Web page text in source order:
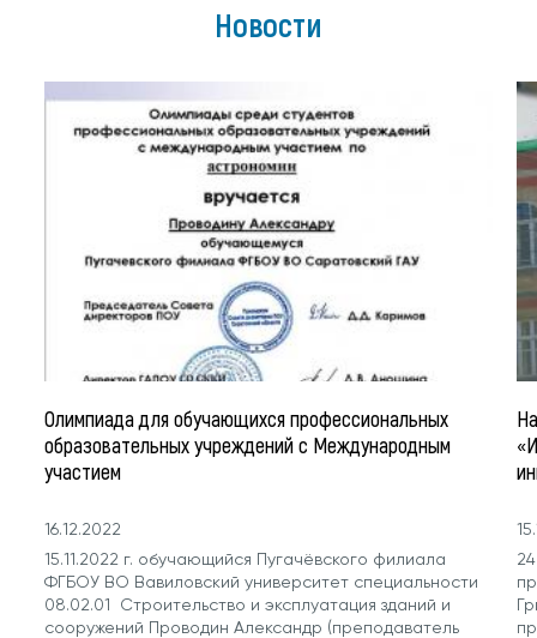
Новости
Олимпиада для обучающихся профессиональных
образовательных учреждений с Международным
участием
16.12.2022
15.11.2022 г. обучающийся Пугачёвского филиала
ФГБОУ ВО Вавиловский университет специальности
08.02.01 Строительство и эксплуатация зданий и
сооружений Проводин Александр (преподаватель